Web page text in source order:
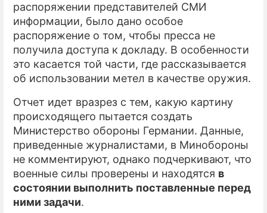
распоряжении представителей СМИ
информации, было дано особое
распоряжение о том, чтобы пресса не
получила доступа к докладу. В особенности
это касается той части, где рассказывается
об использовании метел в качестве оружия.
Отчет идет вразрез с тем, какую картину
происходящего пытается создать
Министерство обороны Германии. Данные,
приведенные журналистами, в Минобороны
не комментируют, однако подчеркивают, что
военные силы проверены и находятся в
состоянии выполнить поставленные перед
ними задачи.